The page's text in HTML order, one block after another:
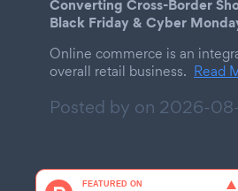
Converting Cross-Border
Black Friday & Cyber
Online commerce is an
overall retail business. Read
Posted by on 2026-